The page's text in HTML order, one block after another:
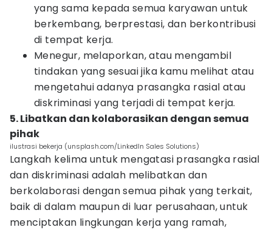
yang sama kepada semua karyawan untuk
berkembang, berprestasi, dan berkontribusi
di tempat kerja.
Menegur, melaporkan, atau mengambil
tindakan yang sesuai jika kamu melihat atau
mengetahui adanya prasangka rasial atau
diskriminasi yang terjadi di tempat kerja.
5. Libatkan dan kolaborasikan dengan semua
pihak
ilustrasi bekerja (unsplash.com/LinkedIn Sales Solutions)
Langkah kelima untuk mengatasi prasangka rasial
dan diskriminasi adalah melibatkan dan
berkolaborasi dengan semua pihak yang terkait,
baik di dalam maupun di luar perusahaan, untuk
menciptakan lingkungan kerja yang ramah,